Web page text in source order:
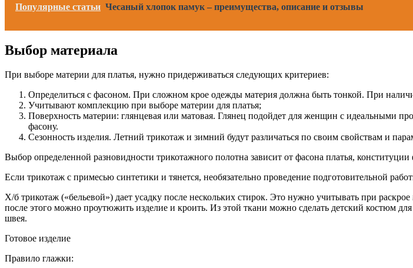
Популярные статьи Чесаный хлопок памук – преимущества, описание и отзывы
Выбор материала
При выборе материи для платья, нужно придерживаться следующих критериев:
Определиться с фасоном. При сложном крое одежды материя должна быть тонкой. При
Учитывают комплекцию при выборе материи для платья;
Поверхность материи: глянцевая или матовая. Глянец подойдет для женщин с
фасону.
Сезонность изделия. Летний трикотаж и зимний будут различаться по своим свойствам и
Выбор определенной разновидности трикотажного полотна зависит от фасона платья,
Если трикотаж с примесью синтетики и тянется, необязательно проведение подготовительной
Х/б трикотаж («бельевой») дает усадку после нескольких стирок. Это нужно учитывать при
после этого можно проутюжить изделие и кроить. Из этой ткани можно сделать детский костюм
швея.
Готовое изделие
Правило глажки: